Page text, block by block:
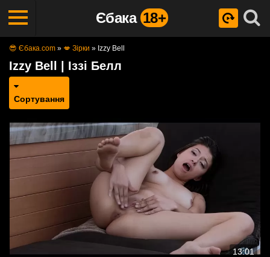
Єбака 18+
😎 Єбака.com » 💋 Зірки » Izzy Bell
Izzy Bell | Іззі Белл
Сортування
13:01